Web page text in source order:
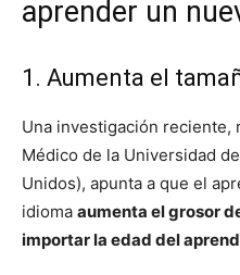
aprender un
1. Aumenta el
Una investigación reciente,
Médico de la Universidad
Unidos), apunta a que el
idioma aumenta el grosor
importar la edad del